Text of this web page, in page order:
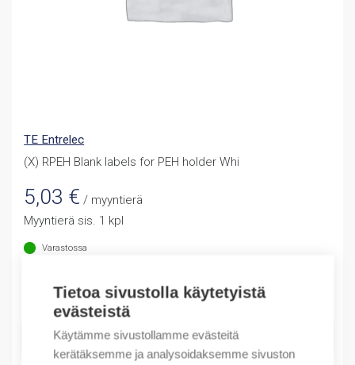
Tietoa sivustolla käytetyistä
evästeistä
Käytämme sivustollamme evästeitä
kerätäksemme ja analysoidaksemme sivuston
TE Entrelec
(X) RPEH Blank labels for PEH holder Whi
5,03 € / myyntierä
Myyntierä sis. 1 kpl
Varastossa
Määrä
Määrä
LISÄÄ OSTOSKORIIN